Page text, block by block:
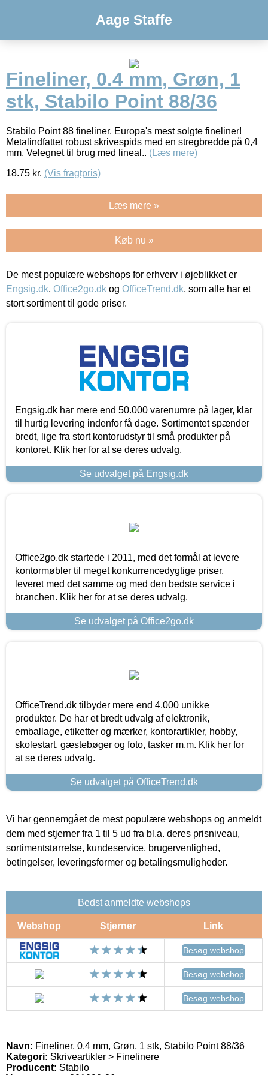
Aage Staffe
Fineliner, 0.4 mm, Grøn, 1
stk, Stabilo Point 88/36
Stabilo Point 88 fineliner. Europa's mest solgte fineliner!
Metalindfattet robust skrivespids med en stregbredde på 0,4
mm. Velegnet til brug med lineal.. (Læs mere)
18.75 kr. (Vis fragtpris)
Læs mere »
Køb nu »
De mest populære webshops for erhverv i øjeblikket er
Engsig.dk, Office2go.dk og OfficeTrend.dk, som alle har et
stort sortiment til gode priser.
Engsig.dk har mere end 50.000 varenumre på lager, klar
til hurtig levering indenfor få dage. Sortimentet spænder
bredt, lige fra stort kontorudstyr til små produkter på
kontoret. Klik her for at se deres udvalg.
Se udvalget på Engsig.dk
Office2go.dk startede i 2011, med det formål at levere
kontormøbler til meget konkurrencedygtige priser,
leveret med det samme og med den bedste service i
branchen. Klik her for at se deres udvalg.
Se udvalget på Office2go.dk
OfficeTrend.dk tilbyder mere end 4.000 unikke
produkter. De har et bredt udvalg af elektronik,
emballage, etiketter og mærker, kontorartikler, hobby,
skolestart, gæstebøger og foto, tasker m.m. Klik her for
at se deres udvalg.
Se udvalget på OfficeTrend.dk
Vi har gennemgået de mest populære webshops og anmeldt
dem med stjerner fra 1 til 5 ud fra bl.a. deres prisniveau,
sortimentstørrelse, kundeservice, brugervenlighed,
betingelser, leveringsformer og betalingsmuligheder.
Bedst anmeldte webshops
Webshop Stjerner Link
Besøg webshop
Besøg webshop
Besøg webshop
Navn: Fineliner, 0.4 mm, Grøn, 1 stk, Stabilo Point 88/36
Kategori: Skriveartikler > Finelinere
Producent: Stabilo